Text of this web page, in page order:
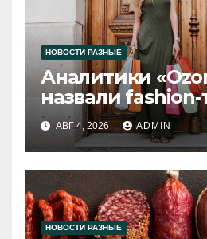
НОВОСТИ РАЗНЫЕ
Аналитики
назвали
2026 года
АВГ 4, 2026 ADMIN
НОВОСТИ РАЗНЫЕ